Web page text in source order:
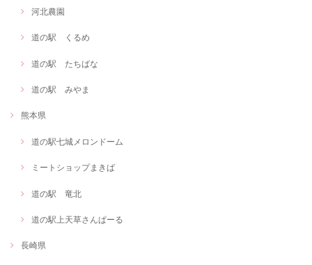
河北農園
道の駅 くるめ
道の駅 たちばな
道の駅 みやま
熊本県
道の駅七城メロンドーム
ミートショップまきば
道の駅 竜北
道の駅上天草さんぱーる
長崎県